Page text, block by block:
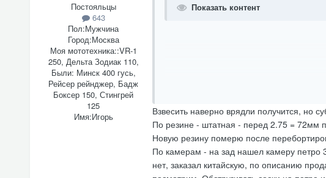
Постояльцы
643
Пол:Мужчина
Город:Москва
Моя мототехника::VR-1
250, Дельта Зодиак 110,
Были: Минск 400 гусь,
Рейсер рейнджер, Бадж
Боксер 150, Стингрей
125
Имя:Игорь
Показать контент
Взвесить наверно врядли получится, но
По резине - штатная - перед 2.75 =
Новую резину померю после
По камерам - на зад нашел камеру петро
нет, заказал китайскую, по описанию